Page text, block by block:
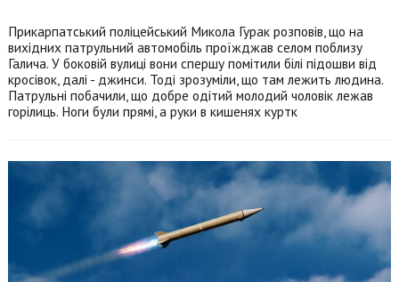
Прикарпатський поліцейський Микола Гурак розповів, що на
вихідних патрульний автомобіль проїжджав селом поблизу
Галича. У боковій вулиці вони спершу помітили білі підошви від
кросівок, далі - джинси. Тоді зрозуміли, що там лежить людина.
Патрульні побачили, що добре одітий молодий чоловік лежав
горілиць. Ноги були прямі, а руки в кишенях куртк